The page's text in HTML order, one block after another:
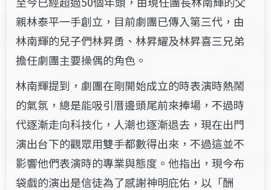
親林泰平一手創立，目前劇團已傳入第三代，由
林南輝的兒子們林昇勇、林昇耀及林昇喜三兄弟
擔任劇團主要操偶的角色。
林南輝提到，劇團在剛開始成立的時表演時熱鬧
的氣氛，總是能吸引厝邊頭尾前來捧場，不過時
代逐漸走向科技化，人潮也逐漸退去，現在出門
演出台下的觀眾用雙手都數得出來，不過這並不
影響他們表演時的專業與態度。他指出，現今布
袋戲的演出是信徒為了感謝神明庇佑，以「酬